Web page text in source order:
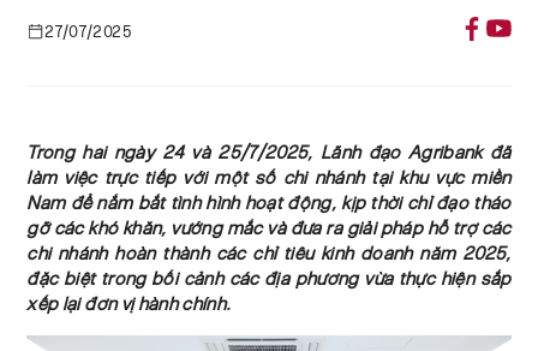
27/07/2025
Trong hai ngày 24 và 25/7/2025, Lãnh đạo Agribank đã
làm việc trực tiếp với một số chi nhánh tại khu vực miền
Nam để nắm bắt tình hình hoạt động, kịp thời chỉ đạo tháo
gỡ các khó khăn, vướng mắc và đưa ra giải pháp hỗ trợ các
chi nhánh hoàn thành các chỉ tiêu kinh doanh năm 2025,
đặc biệt trong bối cảnh các địa phương vừa thực hiện sắp
xếp lại đơn vị hành chính.